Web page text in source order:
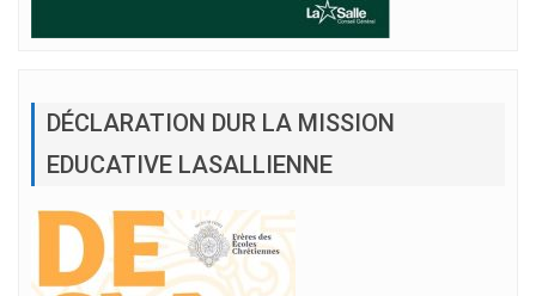
DÉCLARATION DUR LA MISSION
EDUCATIVE LASALLIENNE